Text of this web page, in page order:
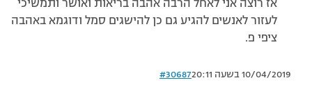
אז רוצה אני לאחל הרבה אהבה בריאות ואושר ותמשיכי
לעזור לאנשים להגיע גם כן להישגים סמל ודוגמא באהבה
ציפי פ.
10/04/2019 בשעה 20:11 #30687